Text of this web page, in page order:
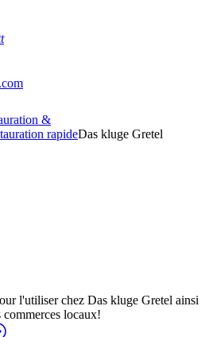
&
rapideDas kluge Gretel
l'utiliser chez Das kluge Gretel ainsi
commerces locaux!